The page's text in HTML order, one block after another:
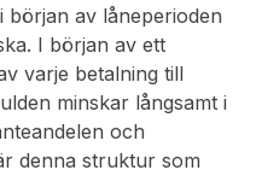
början av låneperioden
I början av ett
varje betalning till
minskar långsamt i
och
denna struktur som